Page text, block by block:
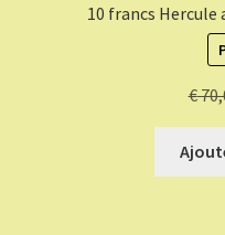
10 francs
€